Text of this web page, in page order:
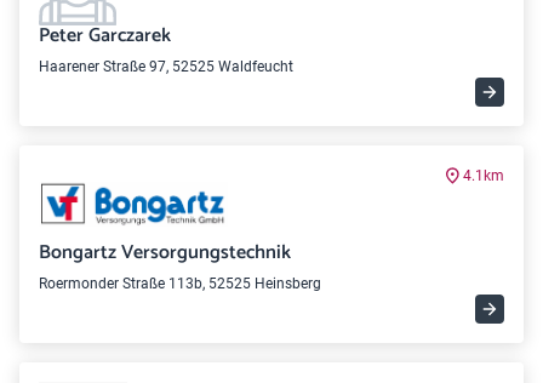
Peter Garczarek
Haarener Straße 97, 52525 Waldfeucht
4.1km
Bongartz Versorgungstechnik
Roermonder Straße 113b, 52525 Heinsberg